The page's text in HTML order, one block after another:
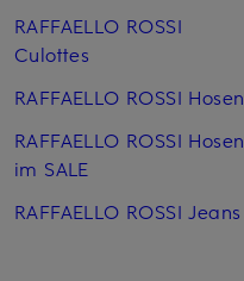
RAFFAELLO ROSSI
Culottes
RAFFAELLO ROSSI Hosen
RAFFAELLO ROSSI Hosen
im SALE
RAFFAELLO ROSSI Jeans